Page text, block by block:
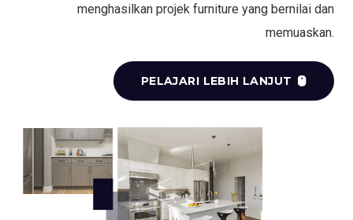
menghasilkan projek furniture yang bernilai dan
memuaskan.
PELAJARI LEBIH LANJUT